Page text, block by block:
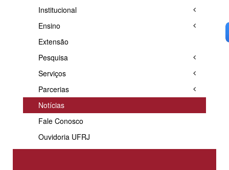
Institucional
Ensino
Extensão
Pesquisa
Serviços
Parcerias
Notícias
Fale Conosco
Ouvidoria UFRJ